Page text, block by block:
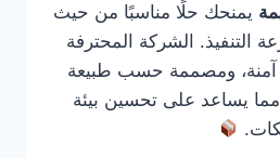
يمنحك حلًا مناسبًا من حيث
التنفيذ. الشركة المحترفة
آمنة، ومصممة حسب طبيعة
يساعد على تحسين بيئة